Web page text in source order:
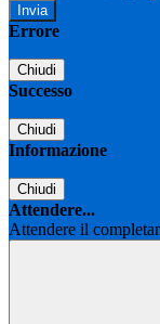
Errore
Chiudi
Successo
Chiudi
Informazione
Chiudi
Attendere...
Attendere il